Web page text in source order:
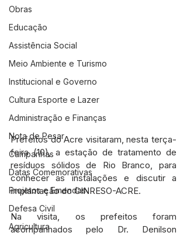
Obras
Educação
Assistência Social
Meio Ambiente e Turismo
Institucional e Governo
Cultura Esporte e Lazer
Administração e Finanças
Nota de Pesar
Campanhas
Datas Comemorativas
Projetos e Emendas
Defesa Civil
Agricultura
Prefeitos do Acre visitaram, nesta terça-
feira (10), a estação de tratamento de
resíduos sólidos de Rio Branco, para
conhecer as instalações e discutir a
implantação do CINRESO-ACRE.
Na visita, os prefeitos foram
acompanhados pelo Dr. Denilson